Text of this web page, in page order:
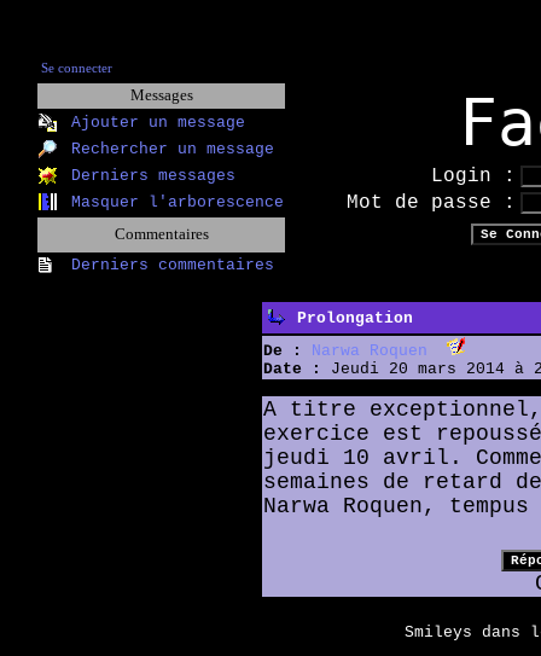
Se connecter
Messages
Ajouter un message
Rechercher un message
Derniers messages
Login :
Masquer l'arborescence Mot de passe :
Commentaires
Derniers commentaires
Prolongation
De :
Narwa Roquen
Date :
Jeudi 20 mars 2014 à
A titre
exercice est
jeudi 10 avril.
semaines de retard
Narwa Roquen,
Smileys dans